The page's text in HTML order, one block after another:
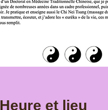
Heure et lieu